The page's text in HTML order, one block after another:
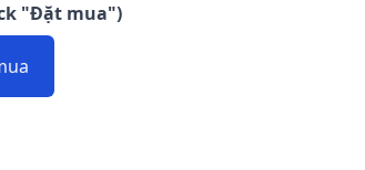
"Đặt mua")